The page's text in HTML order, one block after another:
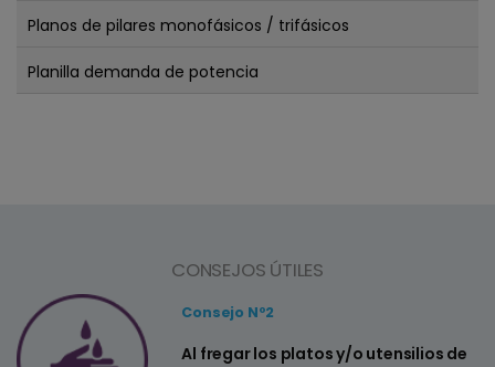
Planos de pilares monofásicos / trifásicos
Planilla demanda de potencia
CONSEJOS ÚTILES
Consejo Nº2
Al fregar los platos y/o utensilios de